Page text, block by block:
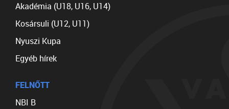
Akadémia (U18, U16, U14)
Kosársuli (U12, U11)
Nyuszi Kupa
Egyéb hírek
FELNŐTT
NBI B